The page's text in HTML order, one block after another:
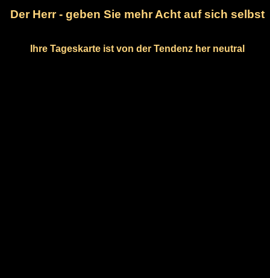
Der Herr - geben Sie mehr Acht auf sich selbst
Ihre Tageskarte ist von der Tendenz her neutral